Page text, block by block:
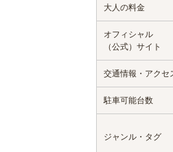
大人の料金
オフィシャル
（公式）サイト
交通情報・アクセ
駐車可能台数
ジャンル・タグ